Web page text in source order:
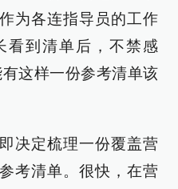
为各连指导员的工作
看到清单后，不禁感
这样一份参考清单该
决定梳理一份覆盖营
考清单。很快，在营